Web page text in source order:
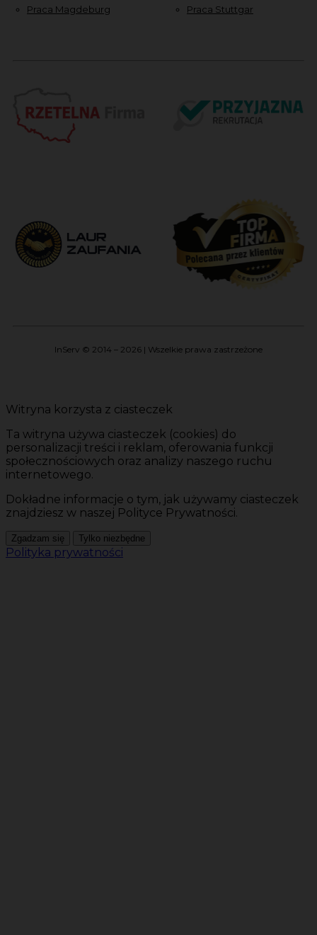
Praca Magdeburg Praca Stuttgar
InServ © 2014 – 2026 | Wszelkie prawa zastrzeżone
Witryna korzysta z ciasteczek
Ta witryna używa ciasteczek (cookies) do
personalizacji treści i reklam, oferowania funkcji
społecznościowych oraz analizy naszego ruchu
internetowego.
Dokładne informacje o tym, jak używamy ciasteczek
znajdziesz w naszej Polityce Prywatności.
Zgadzam się Tylko niezbędne
Polityka prywatności